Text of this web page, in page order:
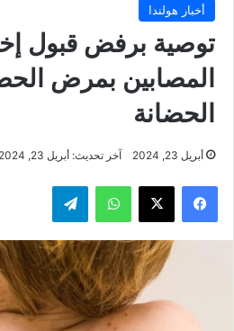
أخبار هولندا
توصية برفض قبول
المصابين بمرض
الحضانة
أبريل 23, 2024 آخر تحديث: أبريل 23, 2024
فيسبوك ‫X واتساب تيلقرام